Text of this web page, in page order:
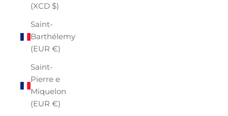
(XCD $)
Saint-
Barthélemy
(EUR €)
Saint-
Pierre e
Miquelon
(EUR €)